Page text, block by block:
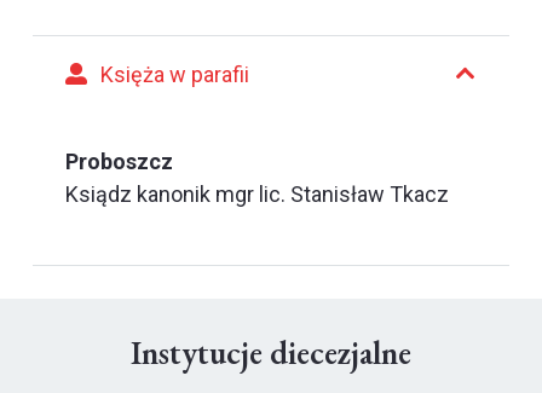
Księża w parafii
Proboszcz
Ksiądz kanonik mgr lic. Stanisław Tkacz
Instytucje diecezjalne